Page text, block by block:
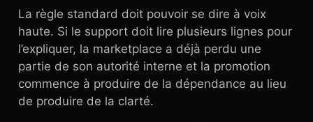
La règle standard doit pouvoir se dire à voix
haute. Si le support doit lire plusieurs lignes pour
l’expliquer, la marketplace a déjà perdu une
partie de son autorité interne et la promotion
commence à produire de la dépendance au lieu
de produire de la clarté.